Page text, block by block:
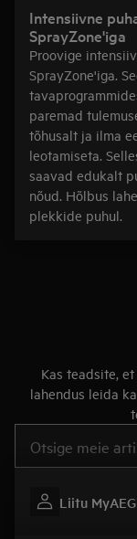
Intensiivne
SprayZone'iga
Proovige
SprayZone'iga.
paremad
tõhusalt ja ilma
leotamiseta.
saavad edukalt
nõud. Hõlbus
plekkide puhul.
Kas teadsite,
lahendus leida
Liitu